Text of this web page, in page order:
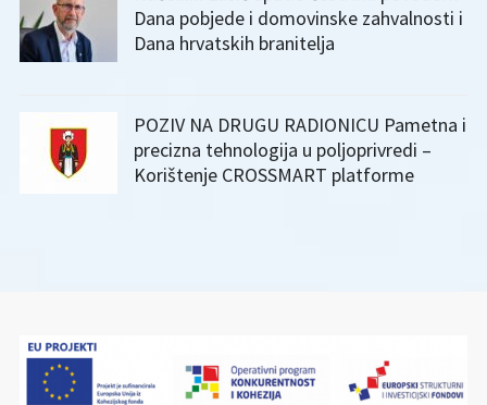
Dana pobjede i domovinske zahvalnosti i
Dana hrvatskih branitelja
POZIV NA DRUGU RADIONICU Pametna i
precizna tehnologija u poljoprivredi –
Korištenje CROSSMART platforme